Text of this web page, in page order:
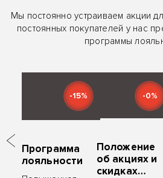
Мы постоянно устраиваем акции
постоянных покупателей у нас
программы
-15%
Программа
лояльности
-0%
Положение
об акциях и
скидках